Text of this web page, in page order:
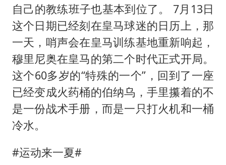
自己的教练班子也基本到位了。 7月13日
这个日期已经刻在皇马球迷的日历上，那
一天，哨声会在皇马训练基地重新响起，
穆里尼奥在皇马的第二个时代正式开局。
这个60多岁的“特殊的一个”，回到了一座
已经变成火药桶的伯纳乌，手里攥着的不
是一份战术手册，而是一只打火机和一桶
冷水。
#运动来一夏#